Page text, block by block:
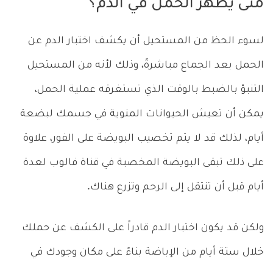
متى يظهر الحمل في الدم؟
لسوء الحظ من المستحيل أن يكشف اختبار الدم عن
الحمل بعد الجماع مباشرةً، وذلك لأنه من المستحيل
التنبؤ بالضبط بالوقت الذي تستغرقه عملية الحمل،
يمكن أن تعيش الحيوانات المنوية في جسمك لبضعة
أيام، لذلك قد لا يتم تخصيب البويضة على الفور، علاوة
على ذلك تبقى البويضة المخصبة في قناة فالوب لعدة
أيام قبل أن تنتقل إلى الرحم وتزرع هناك.
ولكن قد يكون اختبار الدم قادراً على الكشف عن حملك
خلال ستة أيام من الإباضة بناءً على مكان وجودك في